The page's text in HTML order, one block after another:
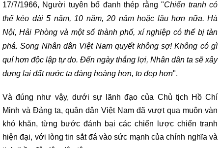
17/7/1966, Người tuyên bố đanh thép rằng "Chiến tranh có
thể kéo dài 5 năm, 10 năm, 20 năm hoặc lâu hơn nữa. Hà
Nội, Hải Phòng và một số thành phố, xí nghiệp có thể bị tàn
phá. Song Nhân dân Việt Nam quyết không sợ! Không có gì
quí hơn độc lập tự do. Đến ngày thắng lợi, Nhân dân ta sẽ xây
dựng lại đất nước ta đàng hoàng hơn, to đẹp hơn".
Và đúng như vậy, dưới sự lãnh đạo của Chủ tịch Hồ Chí
Minh và Đảng ta, quân dân Việt Nam đã vượt qua muôn vàn
khó khăn, từng bước đánh bại các chiến lược chiến tranh
hiện đại, với lòng tin sắt đá vào sức mạnh của chính nghĩa và